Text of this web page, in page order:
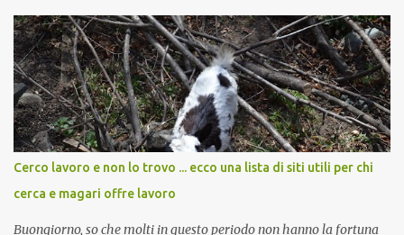
e
n
t
i
Cerco lavoro e non lo trovo ... ecco una lista di siti utili per chi
cerca e magari offre lavoro
Buongiorno, so che molti in questo periodo non hanno la fortuna